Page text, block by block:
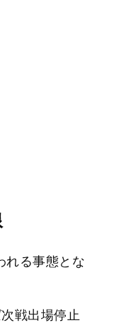
れる事態とな
戦出場停止